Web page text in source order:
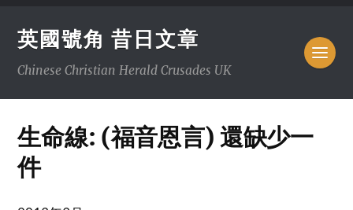
英國號角 昔日文章
Chinese Christian Herald Crusades UK
生命線: (福音恩言) 還缺少一
件